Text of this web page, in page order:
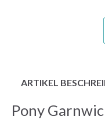
ARTIKEL
Pony